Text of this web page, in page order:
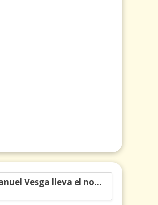
Carlos Manuel Vesga lleva el nombre de Colombia a los Emmy